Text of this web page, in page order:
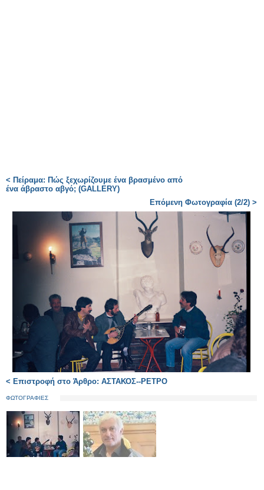
< Πείραμα: Πώς ξεχωρίζουμε ένα βρασμένο από
ένα άβραστο αβγό; (GALLERY)
Επόμενη Φωτογραφία (2/2) >
< Επιστροφή στο Άρθρο: ΑΣΤΑΚΟΣ--ΡΕΤΡΟ
ΦΩΤΟΓΡΑΦΙΕΣ